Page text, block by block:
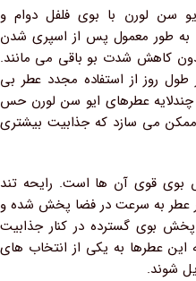
سن لورن با بوی فلفل دوام و
به طور معمول پس از اسپری شدن
کاهش شدت بو باقی می‌ مانند.
روز از استفاده مجدد عطر بی‌
چندلایه عطرهای ایو سن لورن حس
ممکن می‌ سازد که جذابیت بیشتری
بوی قوی آن‌ ها است. رایحه تند
عطر به‌ سرعت در فضا پخش شده و
بوی گسترده در کنار جذابیت
عطرها به یکی از انتخاب‌ های
شوند.